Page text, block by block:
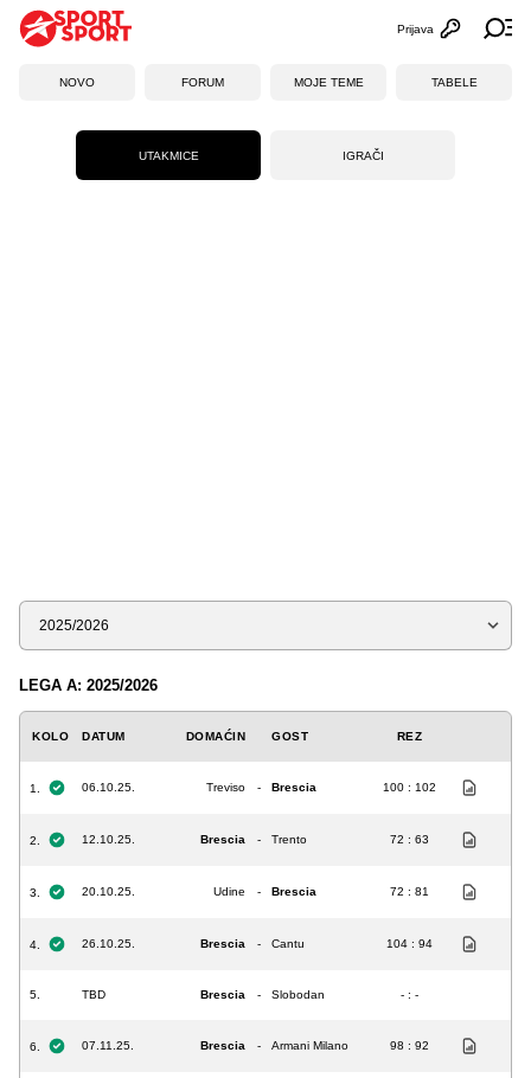
Otvori
Prijava
NOVO FORUM MOJE TEME TABELE
UTAKMICE IGRAČI
Sezona
LEGA A: 2025/2026
KOLO DATUM DOMAĆIN GOST REZ
1. 06.10.25. Treviso - Brescia 100 : 102
2. 12.10.25. Brescia - Trento 72 : 63
3. 20.10.25. Udine - Brescia 72 : 81
4. 26.10.25. Brescia - Cantu 104 : 94
5. TBD Brescia - Slobodan - : -
6. 07.11.25. Brescia - Armani Milano 98 : 92